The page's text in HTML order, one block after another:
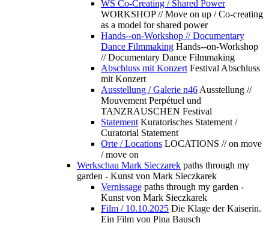
WS Co-Creating / Shared Power
WORKSHOP // Move on up / Co-creating
as a model for shared power
Hands--on-Workshop // Documentary
Dance Filmmaking Hands--on-Workshop
// Documentary Dance Filmmaking
Abschluss mit Konzert Festival Abschluss
mit Konzert
Ausstellung / Galerie n46 Ausstellung //
Mouvement Perpétuel und
TANZRAUSCHEN Festival
Statement Kuratorisches Statement /
Curatorial Statement
Orte / Locations LOCATIONS // on move
/ move on
Werkschau Mark Sieczarek paths through my
garden - Kunst von Mark Sieczkarek
Vernissage paths through my garden -
Kunst von Mark Sieczkarek
Film / 10.10.2025 Die Klage der Kaiserin.
Ein Film von Pina Bausch